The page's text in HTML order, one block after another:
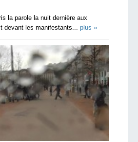
la parole la nuit dernière aux
devant les manifestants... plus »